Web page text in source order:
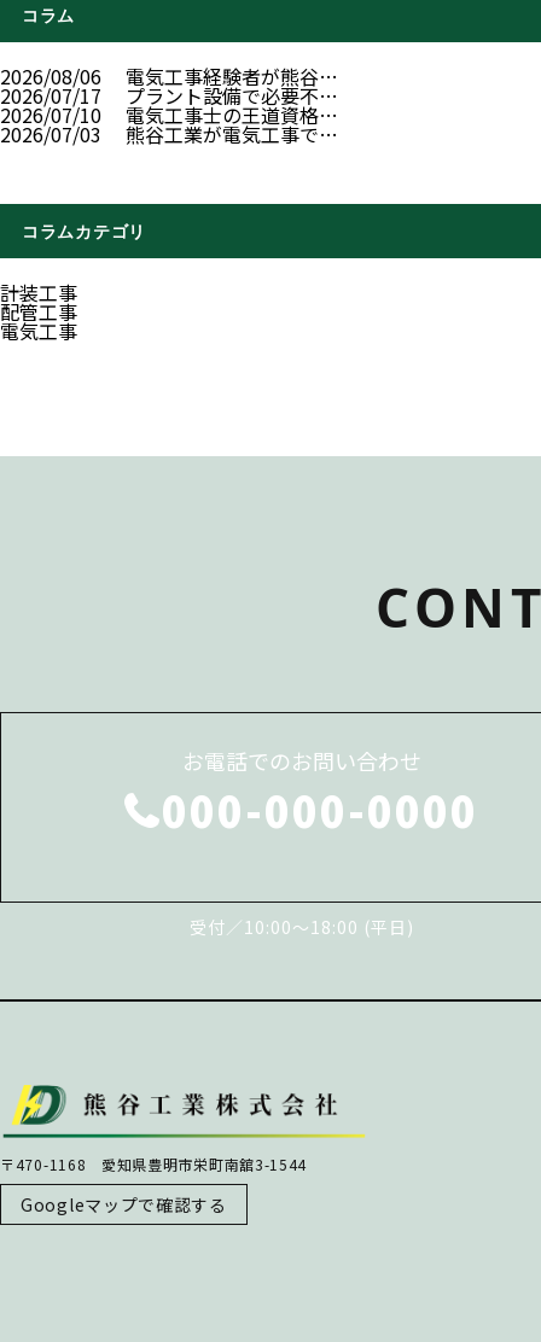
コラム
2026/08/06 電気工事経験者が熊谷…
2026/07/17 プラント設備で必要不…
2026/07/10 電気工事士の王道資格…
2026/07/03 熊谷工業が電気工事で…
コラムカテゴリ
計装工事
配管工事
電気工事
お電話でのお問い合わせ
000-000-0000
受付／10:00～18:00 (平日)
〒470-1168 愛知県豊明市栄町南舘3-1544
Googleマップで確認する